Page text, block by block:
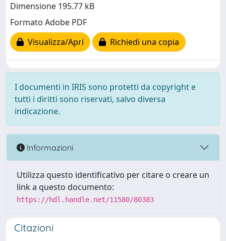
Dimensione 195.77 kB
Formato Adobe PDF
Visualizza/Apri
Richiedi una copia
I documenti in IRIS sono protetti da copyright e
tutti i diritti sono riservati, salvo diversa
indicazione.
Informazioni
Utilizza questo identificativo per citare o creare un
link a questo documento:
https://hdl.handle.net/11580/80383
Citazioni